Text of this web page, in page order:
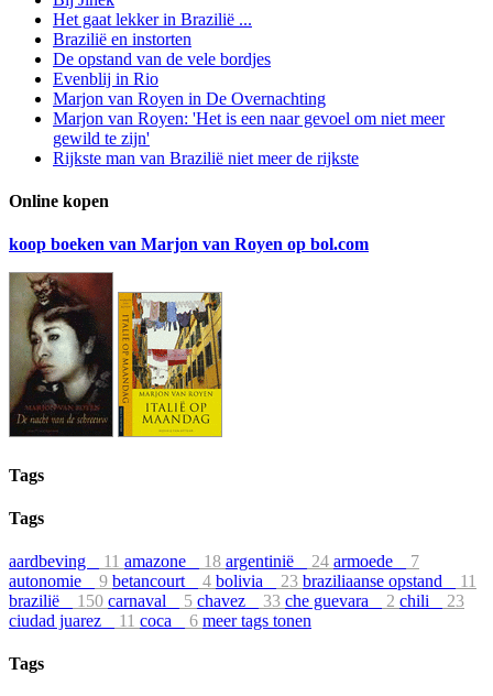
Het gaat lekker in Brazilië ...
Brazilië en instorten
De opstand van de vele bordjes
Evenblij in Rio
Marjon van Royen in De Overnachting
Marjon van Royen: 'Het is een naar gevoel om niet meer
gewild te zijn'
Rijkste man van Brazilië niet meer de rijkste
Online kopen
koop boeken van Marjon van Royen op bol.com
Tags
Tags
aardbeving 11 amazone 18 argentinië 24 armoede
7
autonomie
9 betancourt 4 bolivia 23 braziliaanse opstand
11
brazilië
150 carnaval 5 chavez 33 che guevara 2 chili
23
ciudad juarez
11 coca 6 meer tags tonen
Tags